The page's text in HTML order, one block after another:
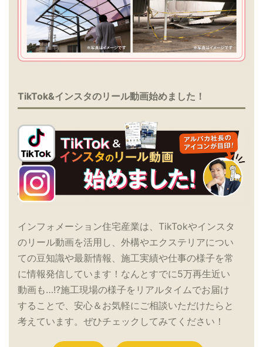
TikTok&インスタのリール動画始めました！
インフォメーション住宅産業は、TikTokやインスタ
のリール動画を活用し、外構やエクステリアについ
ての豆知識や最新情報、施工実績や仕事の様子を常
に情報発信しています！なんとすでに5万再生近い
動画も…!?施工現場の様子をリアルタイムでお届け
することで、安心＆お気軽にご相談いただけたらと
考えています。ぜひチェックしてみてください！